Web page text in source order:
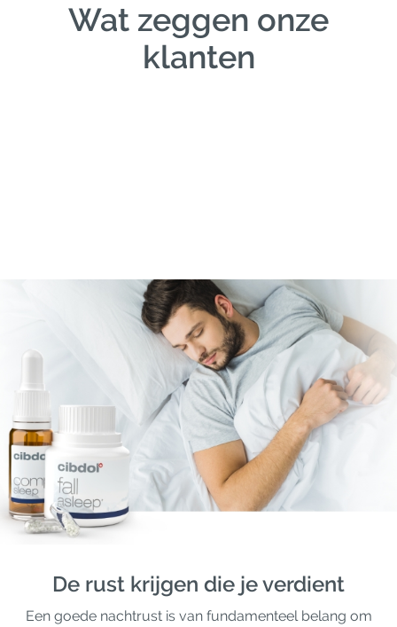
Wat zeggen onze
klanten
De rust krijgen die je verdient
Een goede nachtrust is van fundamenteel belang om